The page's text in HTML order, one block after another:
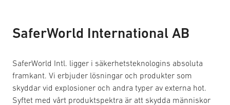
SaferWorld International AB
SaferWorld Intl. ligger i säkerhetsteknologins absoluta
framkant. Vi erbjuder lösningar och produkter som
skyddar vid explosioner och andra typer av externa hot.
Syftet med vårt produktspektra är att skydda människor